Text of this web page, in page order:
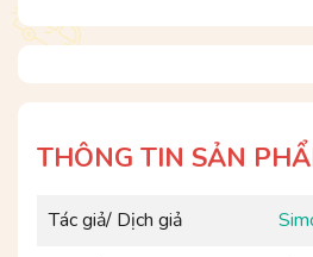
THÔNG TIN SẢN
Tác giả/ Dịch giả